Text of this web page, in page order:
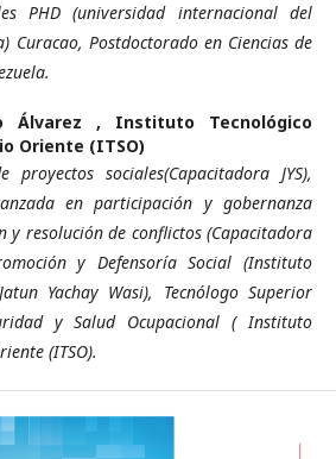
PHD (universidad internacional del
Curacao, Postdoctorado en Ciencias de
Álvarez , Instituto Tecnológico
Oriente (ITSO)
sociales(Capacitadora JYS),
en participación y gobernanza
y resolución de conflictos (Capacitadora
y Defensoría Social (Instituto
Yachay Wasi), Tecnólogo Superior
y Salud Ocupacional ( Instituto
(ITSO).